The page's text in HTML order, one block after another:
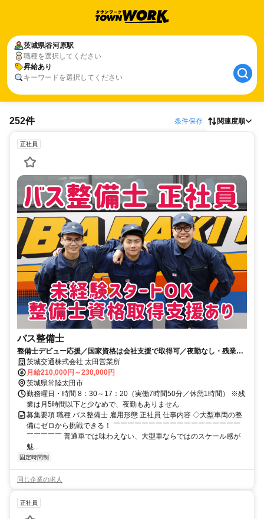
茨城県谷河原駅
職種を選択してください
昇給あり
キーワードを選択してください
252件 条件保存 関連度順
正社員
バス整備士
整備士デビュー応援／国家資格は会社支援で取得可／夜勤なし・残業月
5h 茨城交通株式会社 太田営業所
月給210,000円～230,000円
茨城県常陸太田市
勤務曜日・時間 8：30～17：20（実働7時間50分／休憩1時間） ※残
業は月5時間以下と少なめで、夜勤もありません
募集要項 職種 バス整備士 雇用形態 正社員 仕事内容 ◇大型車両の整
備にゼロから挑戦できる！ ￣￣￣￣￣￣￣￣￣￣￣￣￣￣￣￣￣￣
￣￣￣￣￣ 普通車では味わえない、大型車ならではのスケール感が
魅...
固定時間制
同じ企業の求人
正社員